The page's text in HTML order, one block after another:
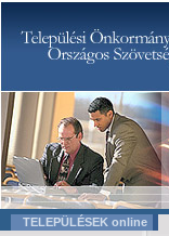
TELEPÜLÉSEK online